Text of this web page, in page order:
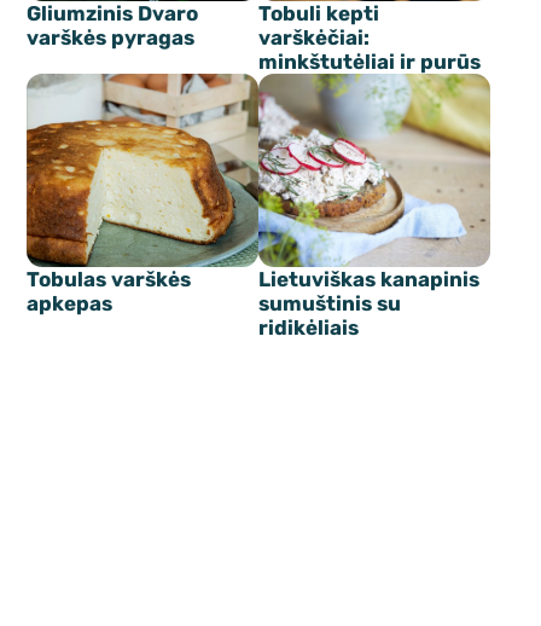
Gliumzinis Dvaro
varškės pyragas
Tobuli kepti
varškėčiai:
minkštutėliai ir purūs
Tobulas varškės
apkepas
Lietuviškas kanapinis
sumuštinis su
ridikėliais